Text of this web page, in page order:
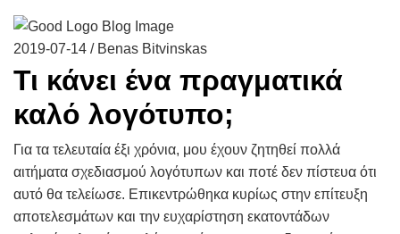
2019-07-14 / Benas Bitvinskas
Τι κάνει ένα πραγματικά
καλό λογότυπο;
Για τα τελευταία έξι χρόνια, μου έχουν ζητηθεί πολλά
αιτήματα σχεδιασμού λογότυπων και ποτέ δεν πίστευα ότι
αυτό θα τελείωσε. Επικεντρώθηκα κυρίως στην επίτευξη
αποτελεσμάτων και την ευχαρίστηση εκατοντάδων